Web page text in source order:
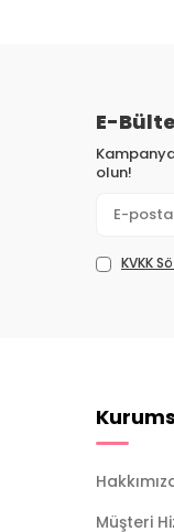
E-
olun!
KVKK
Müşteri